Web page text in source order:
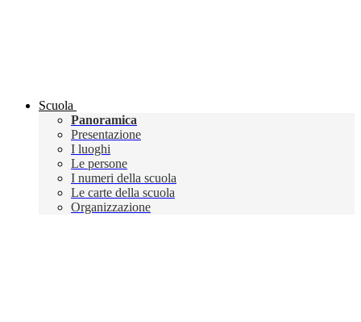
Scuola
Panoramica
Presentazione
I luoghi
Le persone
I numeri della scuola
Le carte della scuola
Organizzazione